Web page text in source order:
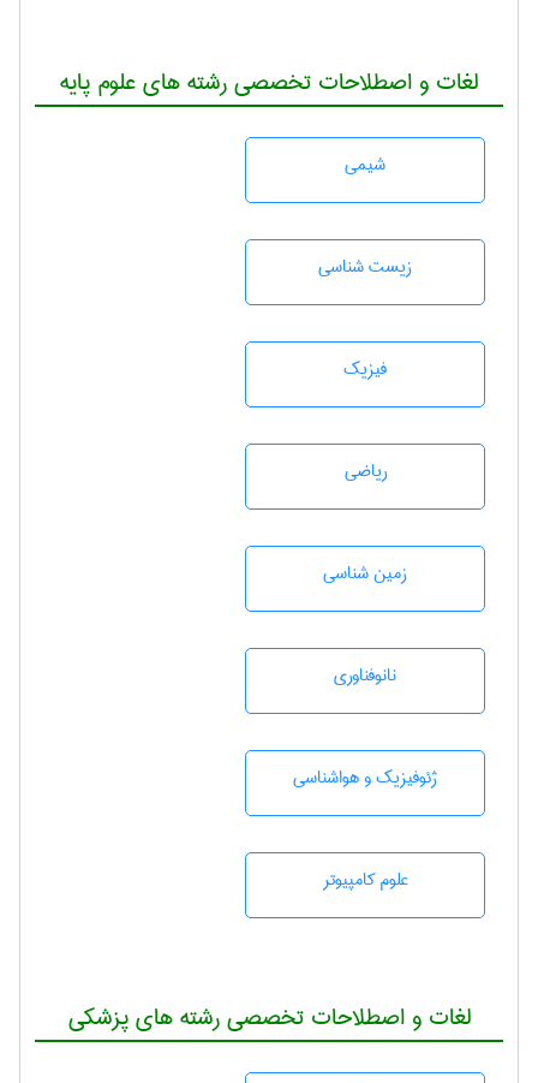
لغات و اصطلاحات تخصصی رشته های علوم پایه
شيمی
زيست شناسی
فیزیک
رياضی
زمين شناسی
نانوفناوری
ژئوفيزيك و هواشناسی
علوم کامپیوتر
لغات و اصطلاحات تخصصی رشته های پزشکی